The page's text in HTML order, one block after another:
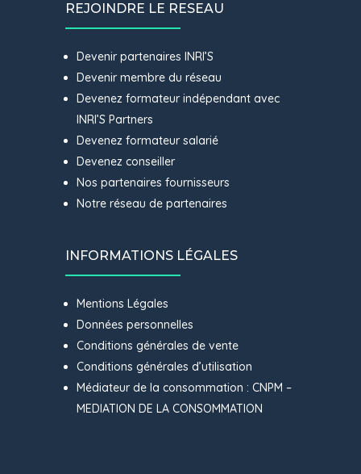
REJOINDRE LE RESEAU
Devenir partenaires INRI’S
Devenir membre du réseau
Devenez formateur indépendant avec
INRI’S Partners
Devenez formateur salarié
Devenez conseiller
Nos partenaires fournisseurs
Notre réseau de partenaires
INFORMATIONS LÉGALES
Mentions Légales
Données personnelles
Conditions générales de vente
Conditions générales d’utilisation
Médiateur de la consommation : CNPM –
MEDIATION DE LA CONSOMMATION